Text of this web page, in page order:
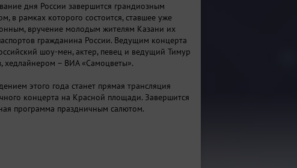
дня России завершится грандиозным
в рамках которого состоится, ставшее уже
вручение молодым жителям Казани их
гражданина России. Ведущим концерта
шоу-мен, актер, певец и ведущий Тимур
хедлайнером – ВИА «Самоцветы».
этого года станет прямая трансляция
концерта на Красной площади. Завершится
программа праздничным салютом.